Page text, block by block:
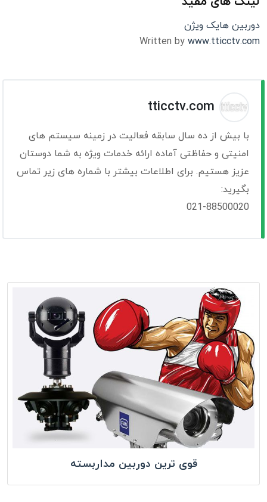
دوربین هایک ویژن
Written by www.tticctv.com
tticctv.com
با بیش از ده سال سابقه فعالیت در زمینه سیستم های
امنیتی و حفاظتی آماده ارائه خدمات ویژه به شما دوستان
عزیز هستیم. برای اطلاعات بیشتر با شماره های زیر تماس
بگیرید:
021-88500020
قوی ترین دوربین مداربسته